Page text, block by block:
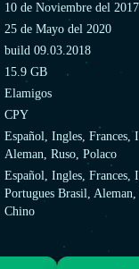
10 de Noviembre del 2017
25 de Mayo del 2020
build 09.03.2018
15.9 GB
Elamigos
CPY
Español, Ingles, Frances,
Aleman, Ruso, Polaco
Español, Ingles, Frances,
Portugues Brasil, Aleman,
Chino